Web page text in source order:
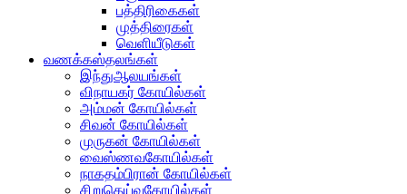
பத்திரிகைகள்
முத்திரைகள்
வெளியீடுகள்
வணக்கஸ்தலங்கள்
இந்துஆலயங்கள்
விநாயகர் கோயில்கள்
அம்மன் கோயில்கள்
சிவன் கோயில்கள்
முருகன் கோயில்கள்
வைஸ்ணவகோயில்கள்
நாகதம்பிரான் கோயில்கள்
சிறுதெய்வகோயில்கள்